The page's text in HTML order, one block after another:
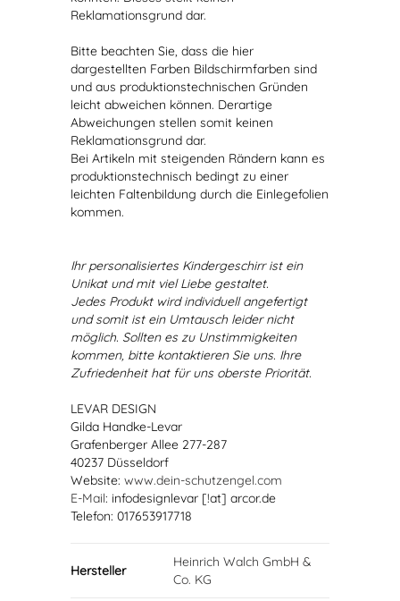
Reklamationsgrund dar.
Bitte beachten Sie, dass die hier
dargestellten Farben Bildschirmfarben sind
und aus produktionstechnischen Gründen
leicht abweichen können. Derartige
Abweichungen stellen somit keinen
Reklamationsgrund dar.
Bei Artikeln mit steigenden Rändern kann es
produktionstechnisch bedingt zu einer
leichten Faltenbildung durch die Einlegefolien
kommen.
Ihr personalisiertes Kindergeschirr ist ein
Unikat und mit viel Liebe gestaltet.
Jedes Produkt wird individuell angefertigt
und somit ist ein Umtausch leider nicht
möglich. Sollten es zu Unstimmigkeiten
kommen, bitte kontaktieren Sie uns. Ihre
Zufriedenheit hat für uns oberste Priorität.
LEVAR DESIGN
Gilda Handke-Levar
Grafenberger Allee 277-287
40237 Düsseldorf
Website: www.dein-schutzengel.com
E-Mail: infodesignlevar [!at] arcor.de
Telefon: 017653917718
Hersteller
Heinrich Walch GmbH &
Co. KG